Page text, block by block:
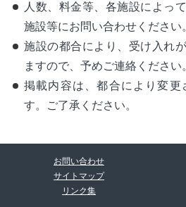
人数、料金等、各施設によっ
施設等にお問い合わせください
施設の都合により、受け入れ
ますので、予めご連絡ください
掲載内容は、都合により変更
す。ご了承ください。
お問い合わせ
サイトマップ
リンク集